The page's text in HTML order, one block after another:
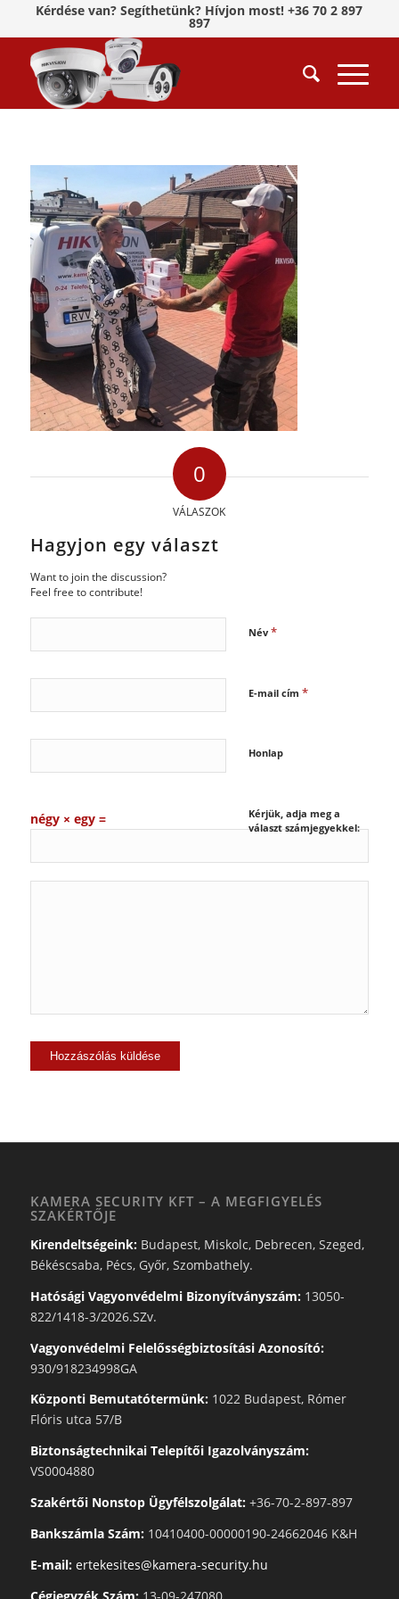
Kérdése van? Segíthetünk? Hívjon most! +36 70 2 897
897
0
VÁLASZOK
Hagyjon egy választ
Want to join the discussion?
Feel free to contribute!
Név *
E-mail cím *
Honlap
Kérjük, adja meg a
választ számjegyekkel:
négy × egy =
KAMERA SECURITY KFT – A MEGFIGYELÉS
SZAKÉRTŐJE
Kirendeltségeink:Budapest, Miskolc, Debrecen, Szeged,
Békéscsaba, Pécs, Győr, Szombathely.
Hatósági Vagyonvédelmi Bizonyítványszám:13050-
822/1418-3/2026.SZv.
Vagyonvédelmi Felelősségbiztosítási Azonosító:
930/918234998GA
Központi Bemutatótermünk:1022 Budapest, Rómer
Flóris utca 57/B
Biztonságtechnikai Telepítői Igazolványszám:
VS0004880
Szakértői Nonstop Ügyfélszolgálat:+36-70-2-897-897
Bankszámla Szám:10410400-00000190-24662046 K&H
E-mail: ertekesites@kamera-security.hu